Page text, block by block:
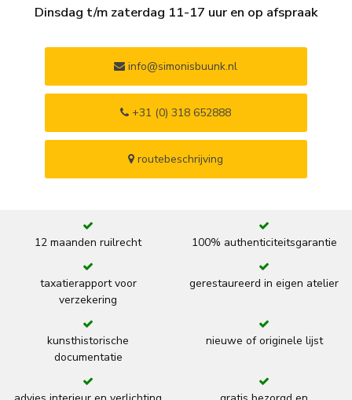
Dinsdag t/m zaterdag 11-17 uur en op afspraak
info@simonisbuunk.nl
+31 (0) 318 652888
routebeschrijving
12 maanden ruilrecht 100% authenticiteitsgarantie
taxatierapport voor
verzekering
gerestaureerd in eigen atelier
kunsthistorische
documentatie
nieuwe of originele lijst